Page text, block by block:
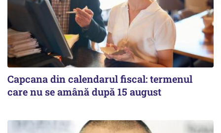
Capcana din calendarul fiscal: termenul
care nu se amână după 15 august